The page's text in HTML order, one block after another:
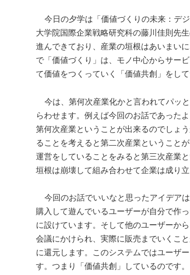
今日の夕学は「価値づくりの未来：デ
大学院国際企業戦略研究科の藤川佳則先
進んできており、産業の垣根はあいまい
で「価値づくり」は、モノ中心からサー
て価値をつくっていく「価値共創」をし
今は、第何次産業化かと言われてパッ
らわせます。例えば今回のお話であった
第何次産業ということが出来るのでしょ
ることを考えると第二次産業ということ
運営をしていることをみると第三次産業
垣根は崩壊して組み合わせて企業は成り立
今回のお話でいいなと思ったアイデア
購入して遊んでいるユーザーが自分で作
に設けています。そして他のユーザーか
会議にかけられ、実際に販売までいくこ
に還元します。このシステムではユーザ
す。つまり「価値共創」しているのです。